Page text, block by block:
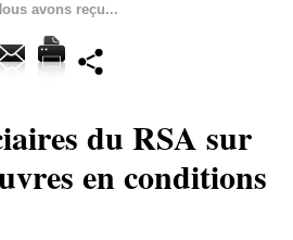
avons reçu...
du RSA sur
en conditions